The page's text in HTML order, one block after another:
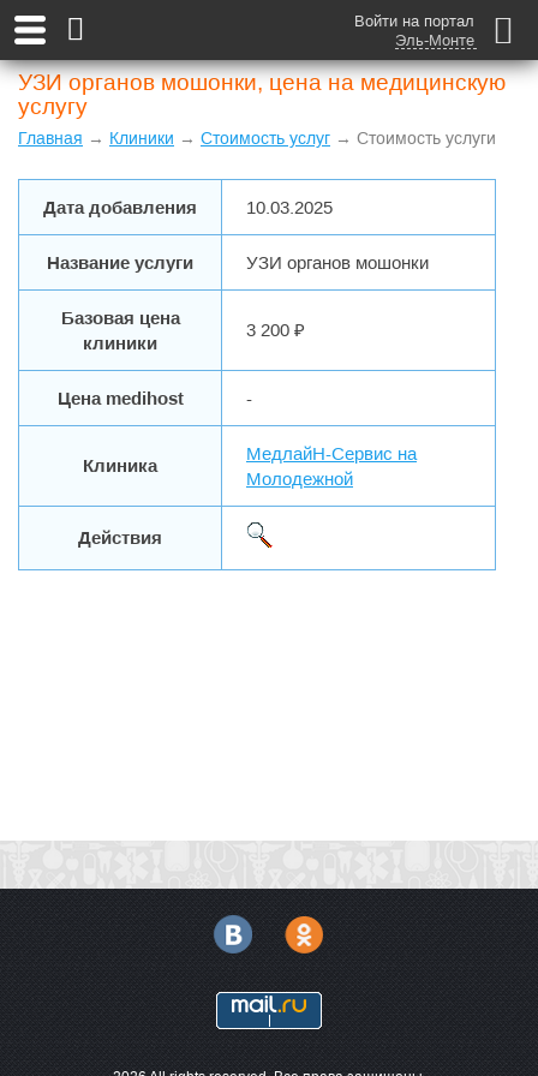
Войти на портал
Эль-Монте
УЗИ органов мошонки, цена на медицинскую
услугу
Главная → Клиники → Стоимость услуг → Стоимость услуги
Дата добавления 10.03.2025
Название услуги УЗИ органов мошонки
Базовая цена
клиники
3 200 ₽
Цена medihost -
Клиника
МедлайН-Сервис на
Молодежной
Действия